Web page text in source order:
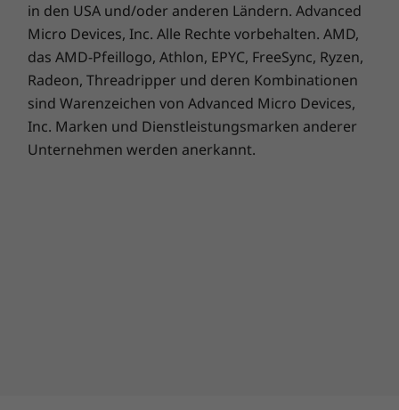
in den USA und/oder anderen Ländern. Advanced
Micro Devices, Inc. Alle Rechte vorbehalten. AMD,
das AMD-Pfeillogo, Athlon, EPYC, FreeSync, Ryzen,
Radeon, Threadripper und deren Kombinationen
sind Warenzeichen von Advanced Micro Devices,
Inc. Marken und Dienstleistungsmarken anderer
Unternehmen werden anerkannt.